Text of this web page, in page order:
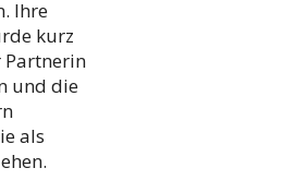
Ihre
kurz
und die
als